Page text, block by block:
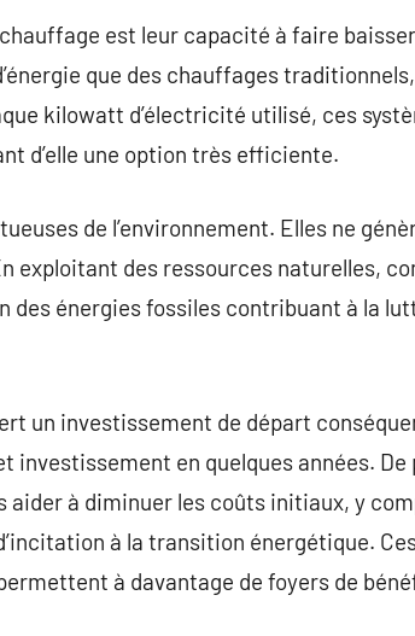
est leur capacité à faire
que des chauffages traditionnels,
kilowatt d’électricité utilisé, ces
d’elle une option très efficiente.
de l’environnement. Elles ne
des ressources naturelles,
énergies fossiles contribuant à la
un investissement de départ
investissement en quelques années. De
à diminuer les coûts initiaux, y
à la transition énergétique.
à davantage de foyers de